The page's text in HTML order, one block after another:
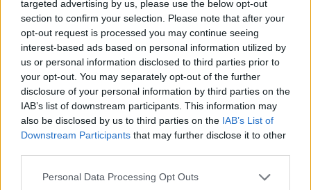
targeted advertising by us, please use the below opt-out
section to confirm your selection. Please note that after your
opt-out request is processed you may continue seeing
interest-based ads based on personal information utilized by
us or personal information disclosed to third parties prior to
your opt-out. You may separately opt-out of the further
disclosure of your personal information by third parties on the
IAB’s list of downstream participants. This information may
also be disclosed by us to third parties on the IAB’s List of
Downstream Participants that may further disclose it to other
Please note that this website/app uses one or more Google
Personal Data Processing Opt Outs
Mi érdekli az embereket?
Igencsak változatos képet kapunk akkor, ha azt
vizsgáljuk, hogy milyen témák váltották ki a
legintenzívebb érdeklődést. Annak ellenére, hogy
ahogy azt fentebb bemutattuk, a debreceni és
iváncsai akkumulátorgyárakkal kapcsolatos
hatósági ügyek módosításának tervezetét a
minisztérium láthatólag a radar alatt próbálta
tartani, erre a tervezetre 2023 februárjában
magánszemélyküldött véleményt vagy javaslatot
(többek között helyi népszavazás tartását